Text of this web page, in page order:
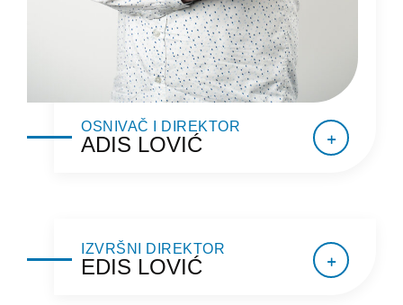
OSNIVAČ I DIREKTOR
ADIS LOVIĆ
IZVRŠNI DIREKTOR
EDIS LOVIĆ